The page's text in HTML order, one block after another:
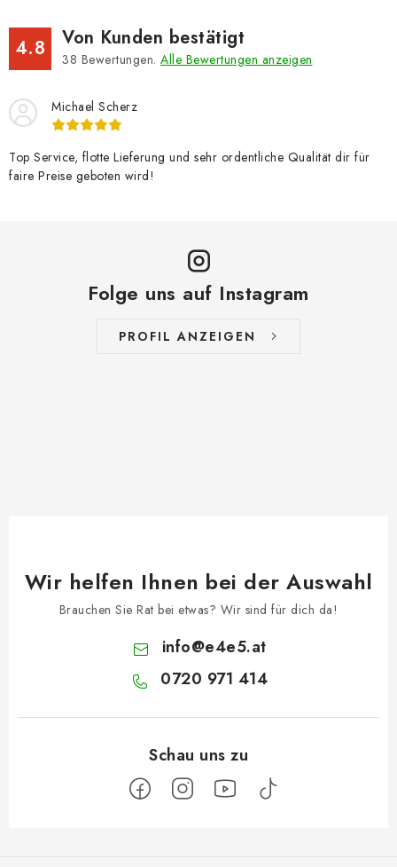
4.8 Von Kunden bestätigt
38 Bewertungen. Alle Bewertungen anzeigen
Michael Scherz
Top Service, flotte Lieferung und sehr ordentliche Qualität dir für
faire Preise geboten wird!
Folge uns auf Instagram
PROFIL ANZEIGEN
Wir helfen Ihnen bei der Auswahl
Brauchen Sie Rat bei etwas? Wir sind für dich da!
info@e4e5.at
0720 971 414